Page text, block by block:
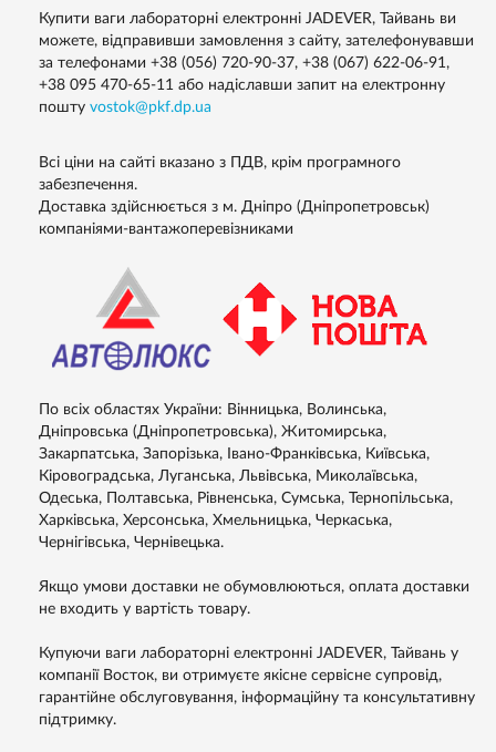
Купити ваги лабораторні електронні JADEVER, Тайвань ви
можете, відправивши замовлення з сайту, зателефонувавши
за телефонами +38 (056) 720-90-37, +38 (067) 622-06-91,
+38 095 470-65-11 або надіславши запит на електронну
пошту vostok@pkf.dp.ua
Всі ціни на сайті вказано з ПДВ, крім програмного
забезпечення.
Доставка здійснюється з м. Дніпро (Дніпропетровськ)
компаніями-вантажоперевізниками
По всіх областях України: Вінницька, Волинська,
Дніпровська (Дніпропетровська), Житомирська,
Закарпатська, Запорізька, Івано-Франківська, Київська,
Кіровоградська, Луганська, Львівська, Миколаївська,
Одеська, Полтавська, Рівненська, Сумська, Тернопільська,
Харківська, Херсонська, Хмельницька, Черкаська,
Чернігівська, Чернівецька.
Якщо умови доставки не обумовлюються, оплата доставки
не входить у вартість товару.
Купуючи ваги лабораторні електронні JADEVER, Тайвань у
компанії Восток, ви отримуєте якісне сервісне супровід,
гарантійне обслуговування, інформаційну та консультативну
підтримку.